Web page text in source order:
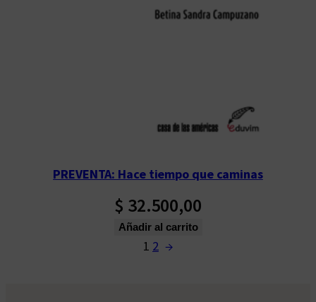
PREVENTA: Hace tiempo que caminas
$ 32.500,00
Añadir al carrito
1 2 →